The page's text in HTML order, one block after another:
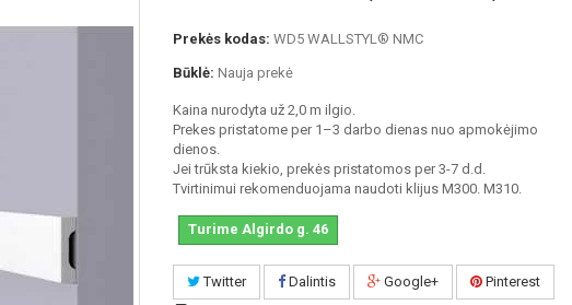
Prekės kodas: WD5 WALLSTYL® NMC
Būklė: Nauja prekė
Kaina nurodyta už 2,0 m ilgio.
Prekes pristatome per 1–3 darbo dienas nuo apmokėjimo
dienos.
Jei trūksta kiekio, prekės pristatomos per 3-7 d.d.
Tvirtinimui rekomenduojama naudoti klijus M300. M310.
Turime Algirdo g. 46
Twitter Dalintis Google+
Pinterest